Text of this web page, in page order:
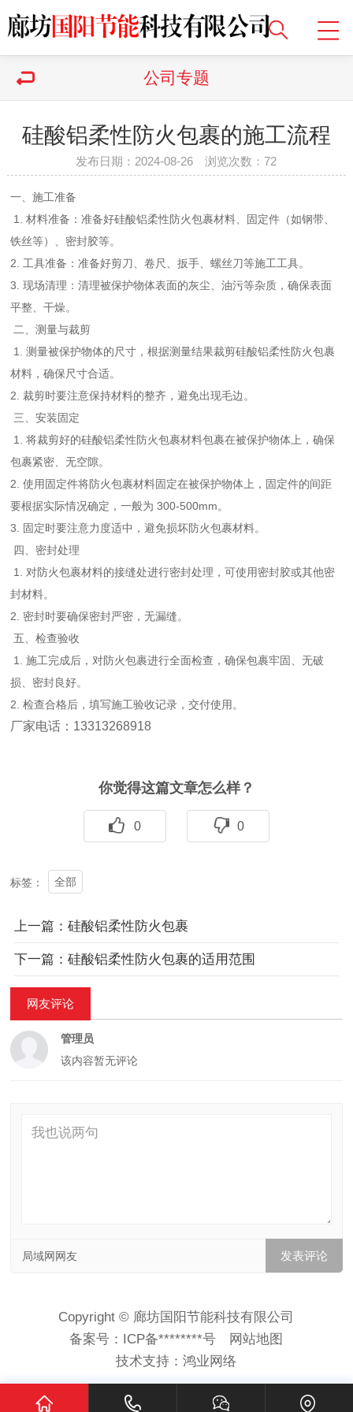
公司专题
硅酸铝柔性防火包裹的施工流程
发布日期：2024-08-26 浏览次数：72
一、施工准备
1. 材料准备：准备好硅酸铝柔性防火包裹材料、固定件（如钢带、
铁丝等）、密封胶等。
2. 工具准备：准备好剪刀、卷尺、扳手、螺丝刀等施工工具。
3. 现场清理：清理被保护物体表面的灰尘、油污等杂质，确保表面
平整、干燥。
二、测量与裁剪
1. 测量被保护物体的尺寸，根据测量结果裁剪硅酸铝柔性防火包裹
材料，确保尺寸合适。
2. 裁剪时要注意保持材料的整齐，避免出现毛边。
三、安装固定
1. 将裁剪好的硅酸铝柔性防火包裹材料包裹在被保护物体上，确保
包裹紧密、无空隙。
2. 使用固定件将防火包裹材料固定在被保护物体上，固定件的间距
要根据实际情况确定，一般为 300-500mm。
3. 固定时要注意力度适中，避免损坏防火包裹材料。
四、密封处理
1. 对防火包裹材料的接缝处进行密封处理，可使用密封胶或其他密
封材料。
2. 密封时要确保密封严密，无漏缝。
五、检查验收
1. 施工完成后，对防火包裹进行全面检查，确保包裹牢固、无破
损、密封良好。
2. 检查合格后，填写施工验收记录，交付使用。
厂家电话：13313268918
你觉得这篇文章怎么样？
0 0
标签： 全部
上一篇：硅酸铝柔性防火包裹
下一篇：硅酸铝柔性防火包裹的适用范围
网友评论
管理员
该内容暂无评论
局域网网友
Copyright © 廊坊国阳节能科技有限公司
备案号：
ICP备********号
网站地图
技术支持：鸿业网络